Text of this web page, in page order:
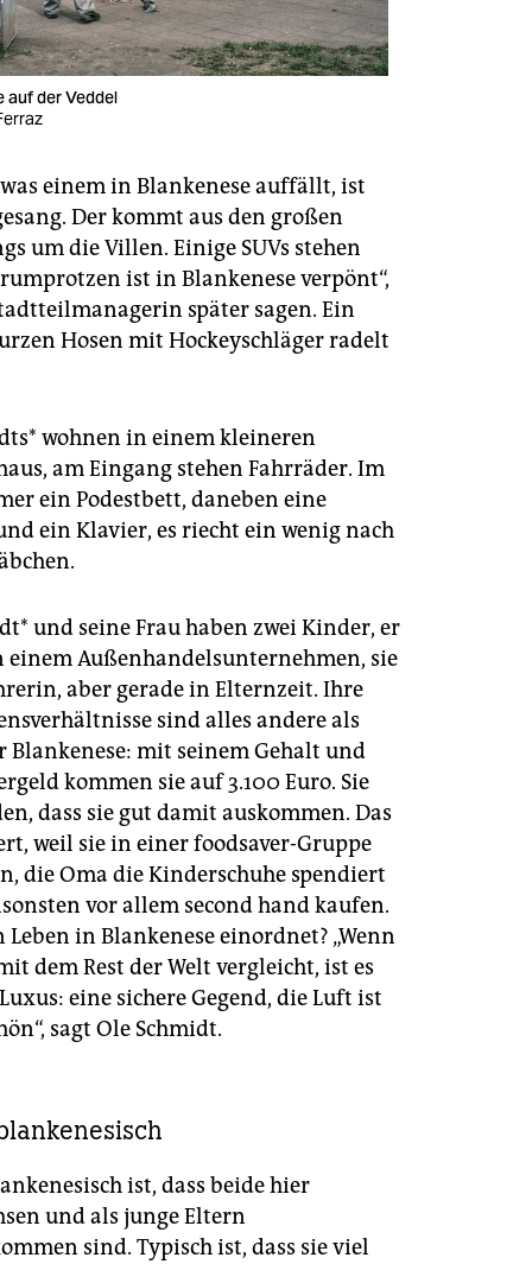
auf der Veddel
was einem in Blankenese auffällt, ist
Der kommt aus den großen
um die Villen. Einige SUVs stehen
ist in Blankenese verpönt“,
später sagen. Ein
Hosen mit Hockeyschläger radelt
wohnen in einem kleineren
am Eingang stehen Fahrräder. Im
ein Podestbett, daneben eine
ein Klavier, es riecht ein wenig nach
und seine Frau haben zwei Kinder, er
Außenhandelsunternehmen, sie
aber gerade in Elternzeit. Ihre
sind alles andere als
Blankenese: mit seinem Gehalt und
kommen sie auf 3.100 Euro. Sie
dass sie gut damit auskommen. Das
weil sie in einer foodsaver-Gruppe
die Oma die Kinderschuhe spendiert
vor allem second hand kaufen.
Leben in Blankenese einordnet? „Wenn
dem Rest der Welt vergleicht, ist es
eine sichere Gegend, die Luft ist
sagt Ole Schmidt.
ist, dass beide hier
und als junge Eltern
sind. Typisch ist, dass sie viel